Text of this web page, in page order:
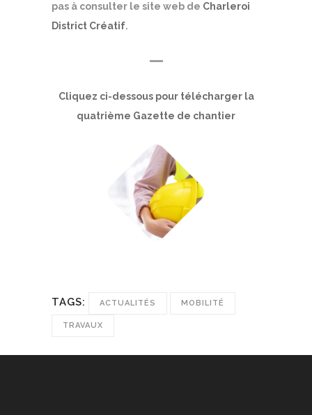
pas à consulter le site web de Charleroi
District Créatif.
—
Cliquez ci-dessous pour télécharger la
quatrième Gazette de chantier
TAGS: ACTUALITÉS MOBILITÉ
TRAVAUX